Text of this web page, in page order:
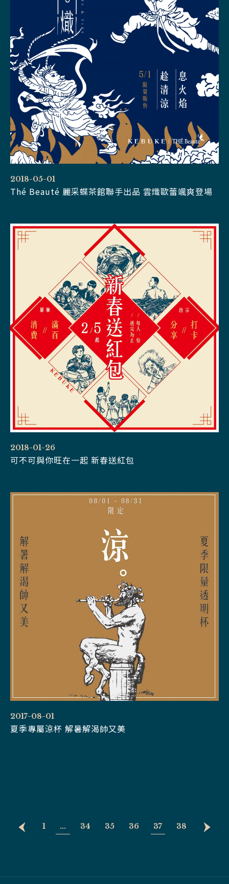
2018-05-01
Thé Beauté 麗采蝶茶館聯手出品 雲熾歐蕾颯爽登場
2018-01-26
可不可與你旺在一起 新春送紅包
2017-08-01
夏季專屬涼杯 解暑解渴帥又美
1 ... 34 35 36 37 38